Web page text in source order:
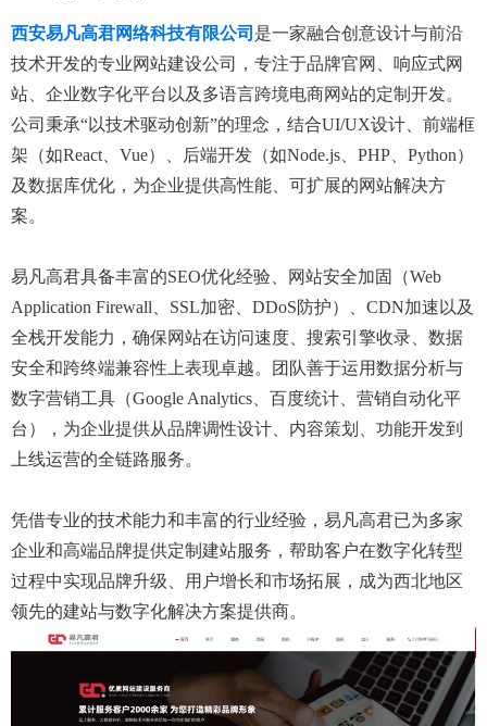
西安易凡高君网络科技有限公司 是一家融合创意设计与前沿
技术开发的专业网站建设公司，专注于品牌官网、响应式网
站、企业数字化平台以及多语言跨境电商网站的定制开发。
公司秉承“以技术驱动创新”的理念，结合UI/UX设计、前端框
架（如React、Vue）、后端开发（如Node.js、PHP、Python）
及数据库优化，为企业提供高性能、可扩展的网站解决方
案。
易凡高君具备丰富的SEO优化经验、网站安全加固（Web
Application Firewall、SSL加密、DDoS防护）、CDN加速以及
全栈开发能力，确保网站在访问速度、搜索引擎收录、数据
安全和跨终端兼容性上表现卓越。团队善于运用数据分析与
数字营销工具（Google Analytics、百度统计、营销自动化平
台），为企业提供从品牌调性设计、内容策划、功能开发到
上线运营的全链路服务。
凭借专业的技术能力和丰富的行业经验，易凡高君已为多家
企业和高端品牌提供定制建站服务，帮助客户在数字化转型
过程中实现品牌升级、用户增长和市场拓展，成为西北地区
领先的建站与数字化解决方案提供商。